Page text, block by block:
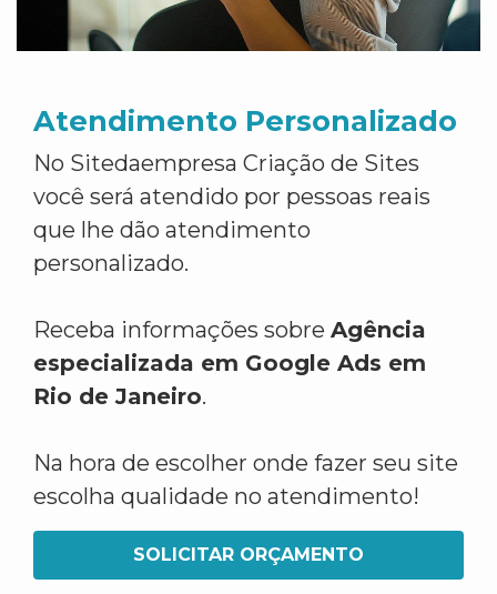
Atendimento Personalizado
No Sitedaempresa Criação de Sites
você será atendido por pessoas reais
que lhe dão atendimento
personalizado.
Receba informações sobre Agência
especializada em Google Ads em
Rio de Janeiro.
Na hora de escolher onde fazer seu site
escolha qualidade no atendimento!
SOLICITAR ORÇAMENTO